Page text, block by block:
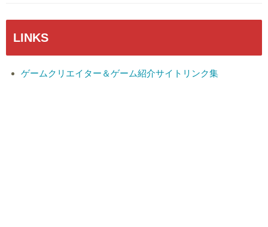
LINKS
ゲームクリエイター＆ゲーム紹介サイトリンク集